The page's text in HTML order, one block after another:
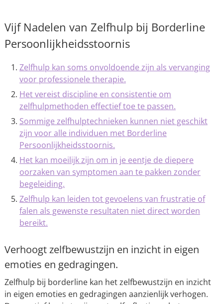
Vijf Nadelen van Zelfhulp bij Borderline
Persoonlijkheidsstoornis
Zelfhulp kan soms onvoldoende zijn als vervanging
voor professionele therapie.
Het vereist discipline en consistentie om
zelfhulpmethoden effectief toe te passen.
Sommige zelfhulptechnieken kunnen niet geschikt
zijn voor alle individuen met Borderline
Persoonlijkheidsstoornis.
Het kan moeilijk zijn om in je eentje de diepere
oorzaken van symptomen aan te pakken zonder
begeleiding.
Zelfhulp kan leiden tot gevoelens van frustratie of
falen als gewenste resultaten niet direct worden
bereikt.
Verhoogt zelfbewustzijn en inzicht in eigen
emoties en gedragingen.
Zelfhulp bij borderline kan het zelfbewustzijn en inzicht
in eigen emoties en gedragingen aanzienlijk verhogen.